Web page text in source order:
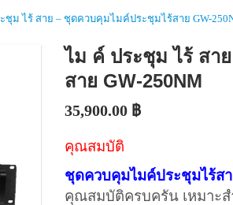
ชุม ไร้ สาย – ชุดควบคุมไมค์ประชุมไร้สาย GW-
ไม ค์ ประชุม ไร้ สา
สาย GW-250NM
35,900.00 ฿
คุณสมบัติ
ชุดควบคุมไมค์ประชุมไร้ส
คุณสมบัติครบครัน เหมาะ